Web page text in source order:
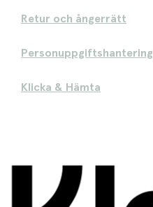
Retur och ångerrätt
Personuppgiftshantering
Klicka & Hämta